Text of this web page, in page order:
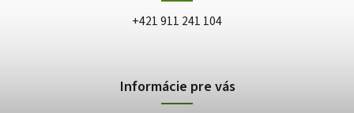
+421 911 241 104
Informácie pre vás